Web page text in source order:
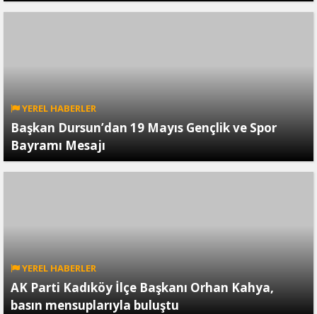
YEREL HABERLER
Başkan Dursun’dan 19 Mayıs Gençlik ve Spor
Bayramı Mesajı
YEREL HABERLER
AK Parti Kadıköy İlçe Başkanı Orhan Kahya,
basın mensuplarıyla buluştu